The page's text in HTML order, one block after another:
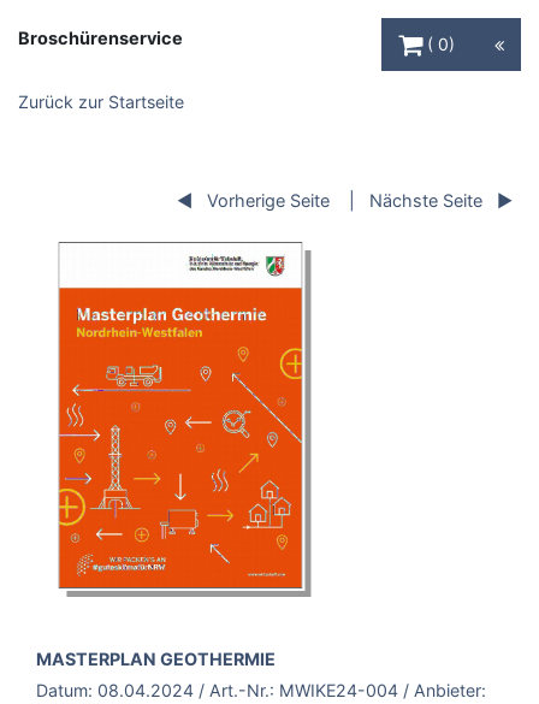
Broschürenservice
0
Zurück zur Startseite
Vorherige Seite Nächste Seite
BROSCHÜRE:
MASTERPLAN GEOTHERMIE
Datum: 08.04.2024 / Art.-Nr.: MWIKE24-004 / Anbieter: